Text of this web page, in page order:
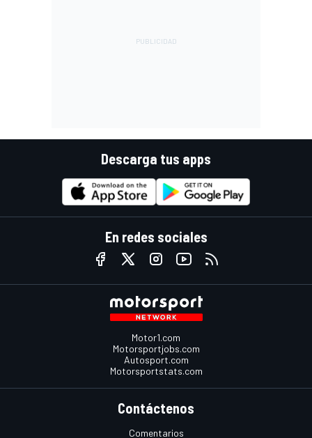
Descarga tus apps
En redes sociales
Motor1.com
Motorsportjobs.com
Autosport.com
Motorsportstats.com
Contáctenos
Comentarios